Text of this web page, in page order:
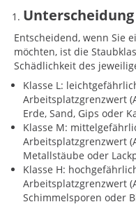
Entscheidend, wenn Sie
möchten, ist die
Schädlichkeit des
Klasse L:
Arbeitsplatzgrenzwert
Erde, Sand, Gips oder
Klasse M:
Arbeitsplatzgrenzwert
Metallstäube oder
Klasse H:
Arbeitsplatzgrenzwert
Schimmelsporen oder